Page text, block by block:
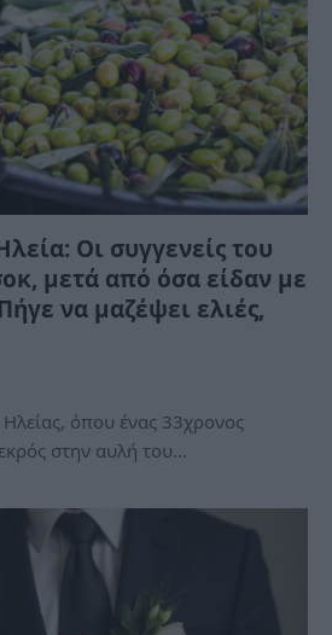
Οι συγγενείς του
μετά από όσα είδαν με
να μαζέψει ελιές,
όπου ένας 33χρονος
στην αυλή του…